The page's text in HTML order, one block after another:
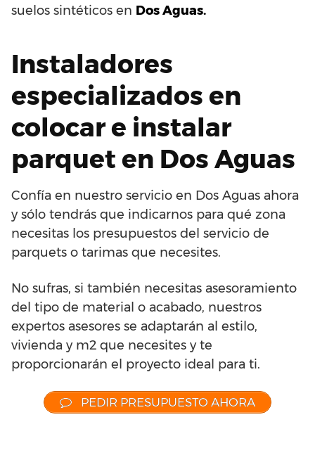
suelos sintéticos en Dos Aguas.
Instaladores
especializados en
colocar e instalar
parquet en Dos Aguas
Confía en nuestro servicio en Dos Aguas ahora
y sólo tendrás que indicarnos para qué zona
necesitas los presupuestos del servicio de
parquets o tarimas que necesites.
No sufras, si también necesitas asesoramiento
del tipo de material o acabado, nuestros
expertos asesores se adaptarán al estilo,
vivienda y m2 que necesites y te
proporcionarán el proyecto ideal para ti.
PEDIR PRESUPUESTO AHORA